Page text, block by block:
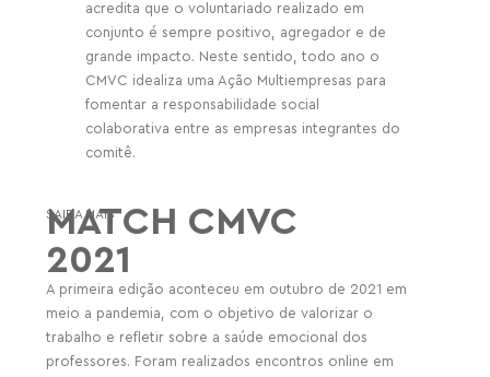
acredita que o voluntariado realizado em
conjunto é sempre positivo, agregador e de
grande impacto. Neste sentido, todo ano o
CMVC idealiza uma Ação Multiempresas para
fomentar a responsabilidade social
colaborativa entre as empresas integrantes do
comitê.
SAIBA MAIS
MATCH CMVC
2021
A primeira edição aconteceu em outubro de 2021 em
meio a pandemia, com o objetivo de valorizar o
trabalho e refletir sobre a saúde emocional dos
professores. Foram realizados encontros online em